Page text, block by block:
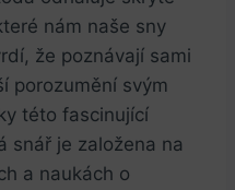
nám naše sny
že‌ poznávají sami
porozumění svým
této ‌fascinující
snář je založena na
a naukách o